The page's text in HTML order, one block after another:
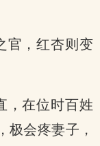
官，红杏则变
，在位时百姓
极会疼妻子，